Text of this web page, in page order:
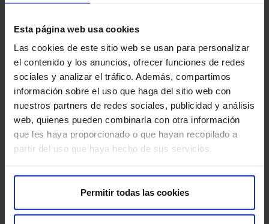
Esta página web usa cookies
Las cookies de este sitio web se usan para personalizar
el contenido y los anuncios, ofrecer funciones de redes
sociales y analizar el tráfico. Además, compartimos
información sobre el uso que haga del sitio web con
nuestros partners de redes sociales, publicidad y análisis
web, quienes pueden combinarla con otra información
que les haya proporcionado o que hayan recopilado a
partir del uso que haya hecho de sus servicios.
Permitir todas las cookies
Abans de la prova, és important que informis el teu
metge si estàs embarassada o tens sospita d’estar-ho.
També has de mencionar si tens al·lèrgia al gadolini o a
algun altre medicament, així com qualsevol problema
renal, ja que això podria influir en l’ús del contrast.
Si tens implants mamaris, avisa amb antelació perquè ho
tinguin en compte durant l’estudi. A més, si et sents
personal mèdic perquè puguin ajudar-te a sentir-te més
còmoda durant la prova.